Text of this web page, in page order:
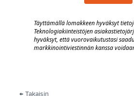
Täyttämällä lomakkeen hyväksyt
Teknologiakiinteistöjen
hyväksyt, että vuorovaikutustasi
markkinointiviestinnän kanssa
← Takaisin